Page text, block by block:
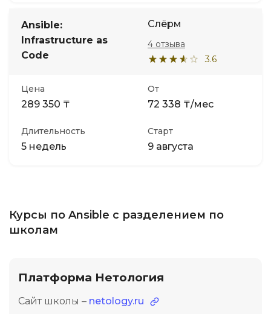
Ansible:
Infrastructure as
Code
Слёрм
3.6
4 отзыва
Цена
289 350 ₸
От
72 338 ₸/мес
Длительность
5 недель
Старт
9 августа
Курсы по Ansible с разделением по
школам
Платформа Нетология
Сайт школы – netology.ru